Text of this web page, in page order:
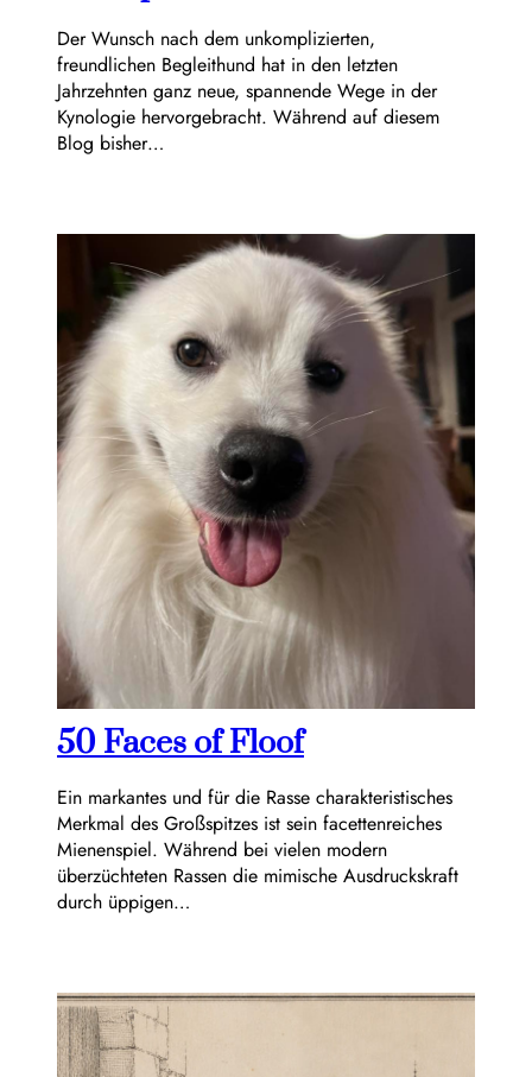
Der Wunsch nach dem unkomplizierten,
freundlichen Begleithund hat in den letzten
Jahrzehnten ganz neue, spannende Wege in der
Kynologie hervorgebracht. Während auf diesem
Blog bisher…
50 Faces of Floof
Ein markantes und für die Rasse charakteristisches
Merkmal des Großspitzes ist sein facettenreiches
Mienenspiel. Während bei vielen modern
überzüchteten Rassen die mimische Ausdruckskraft
durch üppigen…